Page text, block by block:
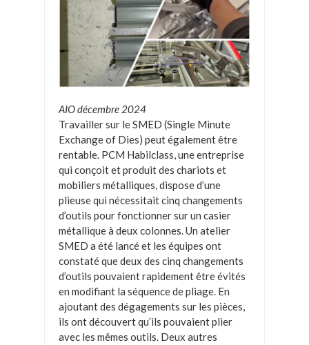
AIO décembre 2024
Travailler sur le SMED (Single Minute
Exchange of Dies) peut également être
rentable. PCM Habilclass, une entreprise
qui conçoit et produit des chariots et
mobiliers métalliques, dispose d’une
plieuse qui nécessitait cinq changements
d’outils pour fonctionner sur un casier
métallique à deux colonnes. Un atelier
SMED a été lancé et les équipes ont
constaté que deux des cinq changements
d’outils pouvaient rapidement être évités
en modifiant la séquence de pliage. En
ajoutant des dégagements sur les pièces,
ils ont découvert qu’ils pouvaient plier
avec les mêmes outils. Deux autres